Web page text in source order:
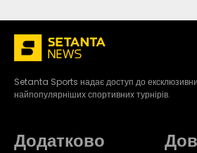
Setanta Sports надає доступ до
найпопулярніших спортивних турнірів.
Додатково